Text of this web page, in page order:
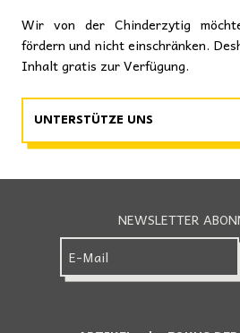
Wir von der Chinderzytig
fördern und nicht einschränken.
Inhalt gratis zur Verfügung.
UNTERSTÜTZE UNS
NEWSLETTER